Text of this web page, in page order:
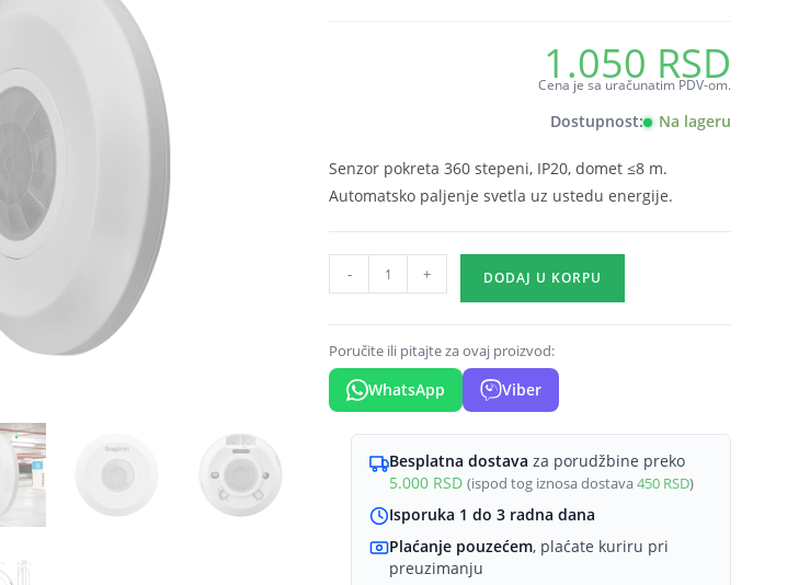
1.050 RSD
Cena je sa uračunatim PDV-om.
Dostupnost: Na lageru
Senzor pokreta 360 stepeni, IP20, domet ≤8 m.
Automatsko paljenje svetla uz ustedu energije.
pokreta
360
stepeni
IP20
količina
- + DODAJ U KORPU
Poručite ili pitajte za ovaj proizvod:
WhatsApp Viber
Besplatna dostava za porudžbine preko
5.000 RSD (ispod tog iznosa dostava450 RSD)
Isporuka 1 do 3 radna dana
Plaćanje pouzećem, plaćate kuriru pri
preuzimanju